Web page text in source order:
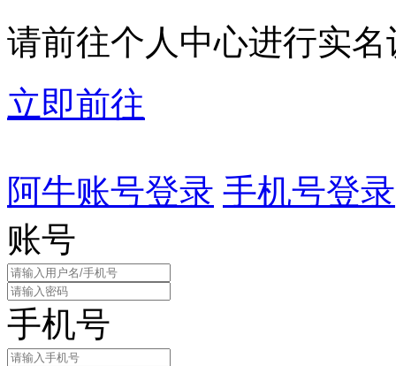
请前往个人中心进行实名
立即前往
阿牛账号登录 手机号登录
账号
手机号